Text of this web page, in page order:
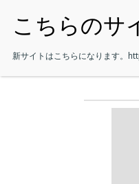
新サイトはこちらになります。